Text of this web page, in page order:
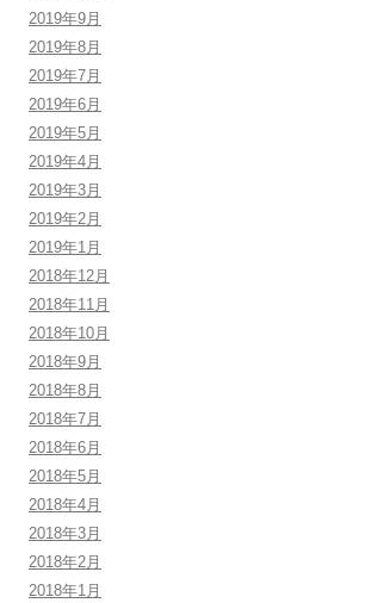
2019年9月
2019年8月
2019年7月
2019年6月
2019年5月
2019年4月
2019年3月
2019年2月
2019年1月
2018年12月
2018年11月
2018年10月
2018年9月
2018年8月
2018年7月
2018年6月
2018年5月
2018年4月
2018年3月
2018年2月
2018年1月